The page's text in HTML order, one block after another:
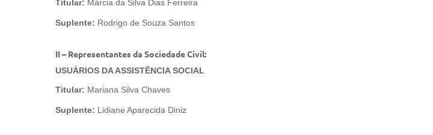
Titular: Márcia da Silva Dias Ferreira
Suplente: Rodrigo de Souza Santos
II – Representantes da Sociedade Civil:
USUÁRIOS DA ASSISTÊNCIA SOCIAL
Titular: Mariana Silva Chaves
Suplente: Lidiane Aparecida Diniz